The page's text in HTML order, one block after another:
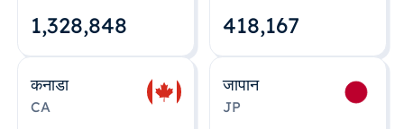
1,328,848 418,167
कनाडा
CA
जापान
JP